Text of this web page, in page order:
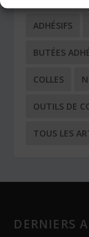
ADHÉSIFS
BUTÉES
COLLES
OUTILS DE
TOUS LES
DERNIERS